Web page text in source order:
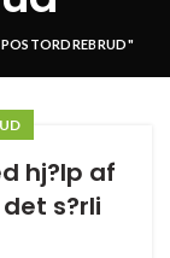
hj?lp af
s?rli